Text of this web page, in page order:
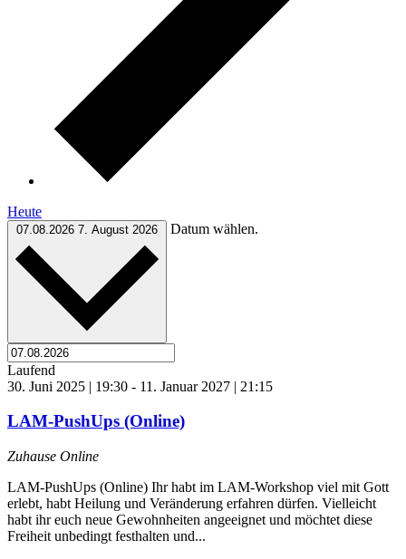
Heute
07.08.2026 7. August 2026 Datum wählen.
Laufend
30. Juni 2025 | 19:30 - 11. Januar 2027 | 21:15
LAM-PushUps (Online)
Zuhause Online
LAM-PushUps (Online) Ihr habt im LAM-Workshop viel mit Gott
erlebt, habt Heilung und Veränderung erfahren dürfen. Vielleicht
habt ihr euch neue Gewohnheiten angeeignet und möchtet diese
Freiheit unbedingt festhalten und...